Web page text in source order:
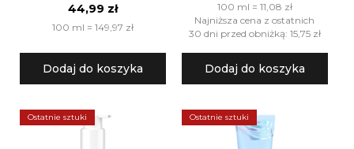
44,99 zł
100 ml = 149,97 zł
Dodaj do koszyka
100 ml = 11,08 zł
Najniższa cena z ostatnich
30 dni przed obniżką: 15,75 zł
Dodaj do koszyka
Ostatnie sztuki Ostatnie sztuki